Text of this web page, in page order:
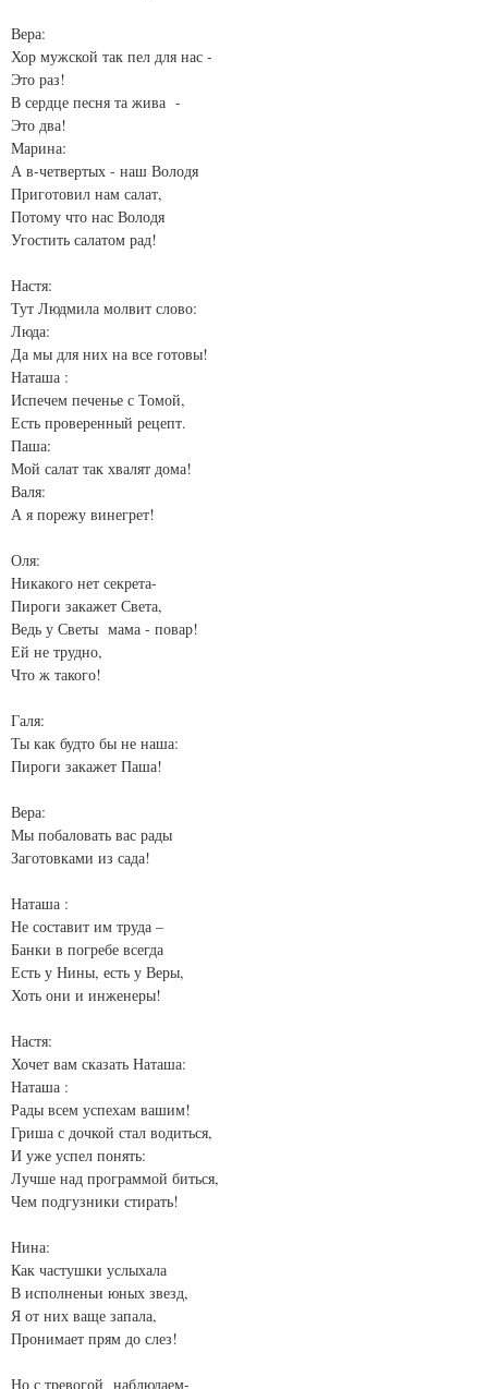
Вера:
Хор мужской так пел для нас -
Это раз!
В сердце песня та жива -
Это два!
Марина:
А в-четвертых - наш Володя
Приготовил нам салат,
Потому что нас Володя
Угостить салатом рад!
Настя:
Тут Людмила молвит слово:
Люда:
Да мы для них на все готовы!
Наташа :
Испечем печенье с Томой,
Есть проверенный рецепт.
Паша:
Мой салат так хвалят дома!
Валя:
А я порежу винегрет!
Оля:
Никакого нет секрета-
Пироги закажет Света,
Ведь у Светы мама - повар!
Ей не трудно,
Что ж такого!
Галя:
Ты как будто бы не наша:
Пироги закажет Паша!
Вера:
Мы побаловать вас рады
Заготовками из сада!
Наташа :
Не составит им труда –
Банки в погребе всегда
Есть у Нины, есть у Веры,
Хоть они и инженеры!
Настя:
Хочет вам сказать Наташа:
Наташа :
Рады всем успехам вашим!
Гриша с дочкой стал водиться,
И уже успел понять:
Лучше над программой биться,
Чем подгузники стирать!
Нина:
Как частушки услыхала
В исполненьи юных звезд,
Я от них ваще запала,
Пронимает прям до слез!
Но с тревогой наблюдаем-